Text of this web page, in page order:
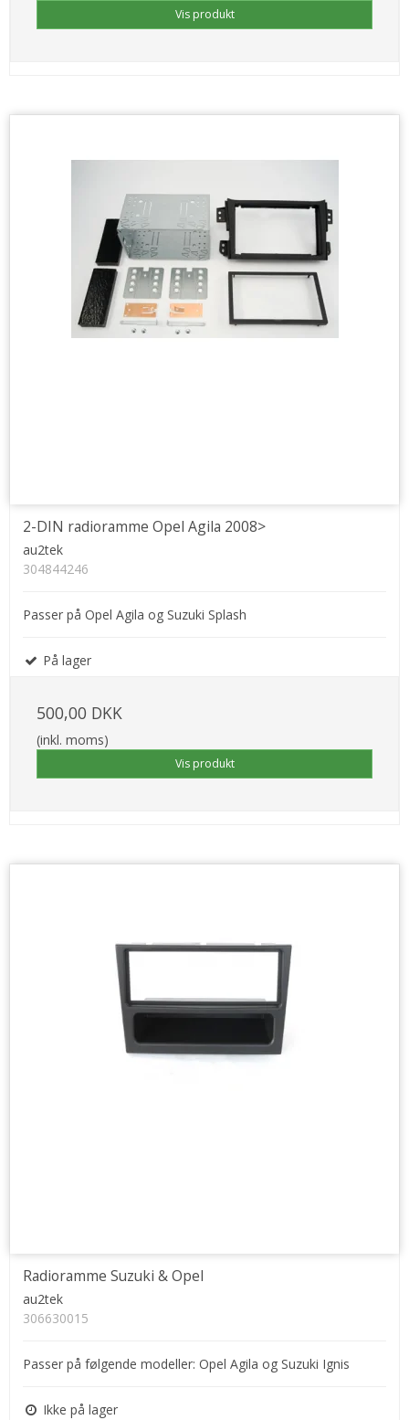
Vis produkt
2-DIN radioramme Opel Agila 2008>
au2tek
304844246
Passer på Opel Agila og Suzuki Splash
På lager
500,00 DKK
(inkl. moms)
Vis produkt
Radioramme Suzuki & Opel
au2tek
306630015
Passer på følgende modeller: Opel Agila og Suzuki Ignis
Ikke på lager